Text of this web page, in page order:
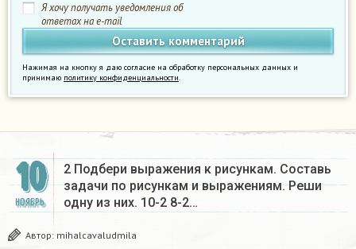
Я хочу получать уведомления об
ответах на e-mail
Нажимая на кнопку я даю согласие на обработку персональных данных и
принимаю политику конфиденциальности.
10
НОЯБРЬ
2 Подбери выражения к рисункам. Составь
задачи по рисункам и выражениям. Реши
одну из них. 10-2 8-2…
Автор: mihalcavaludmila